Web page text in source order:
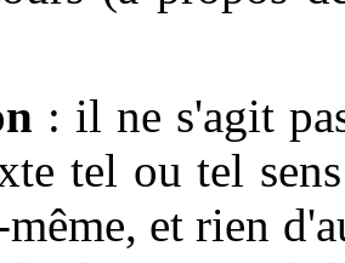
: il ne s'agit
tel ou tel
et rien